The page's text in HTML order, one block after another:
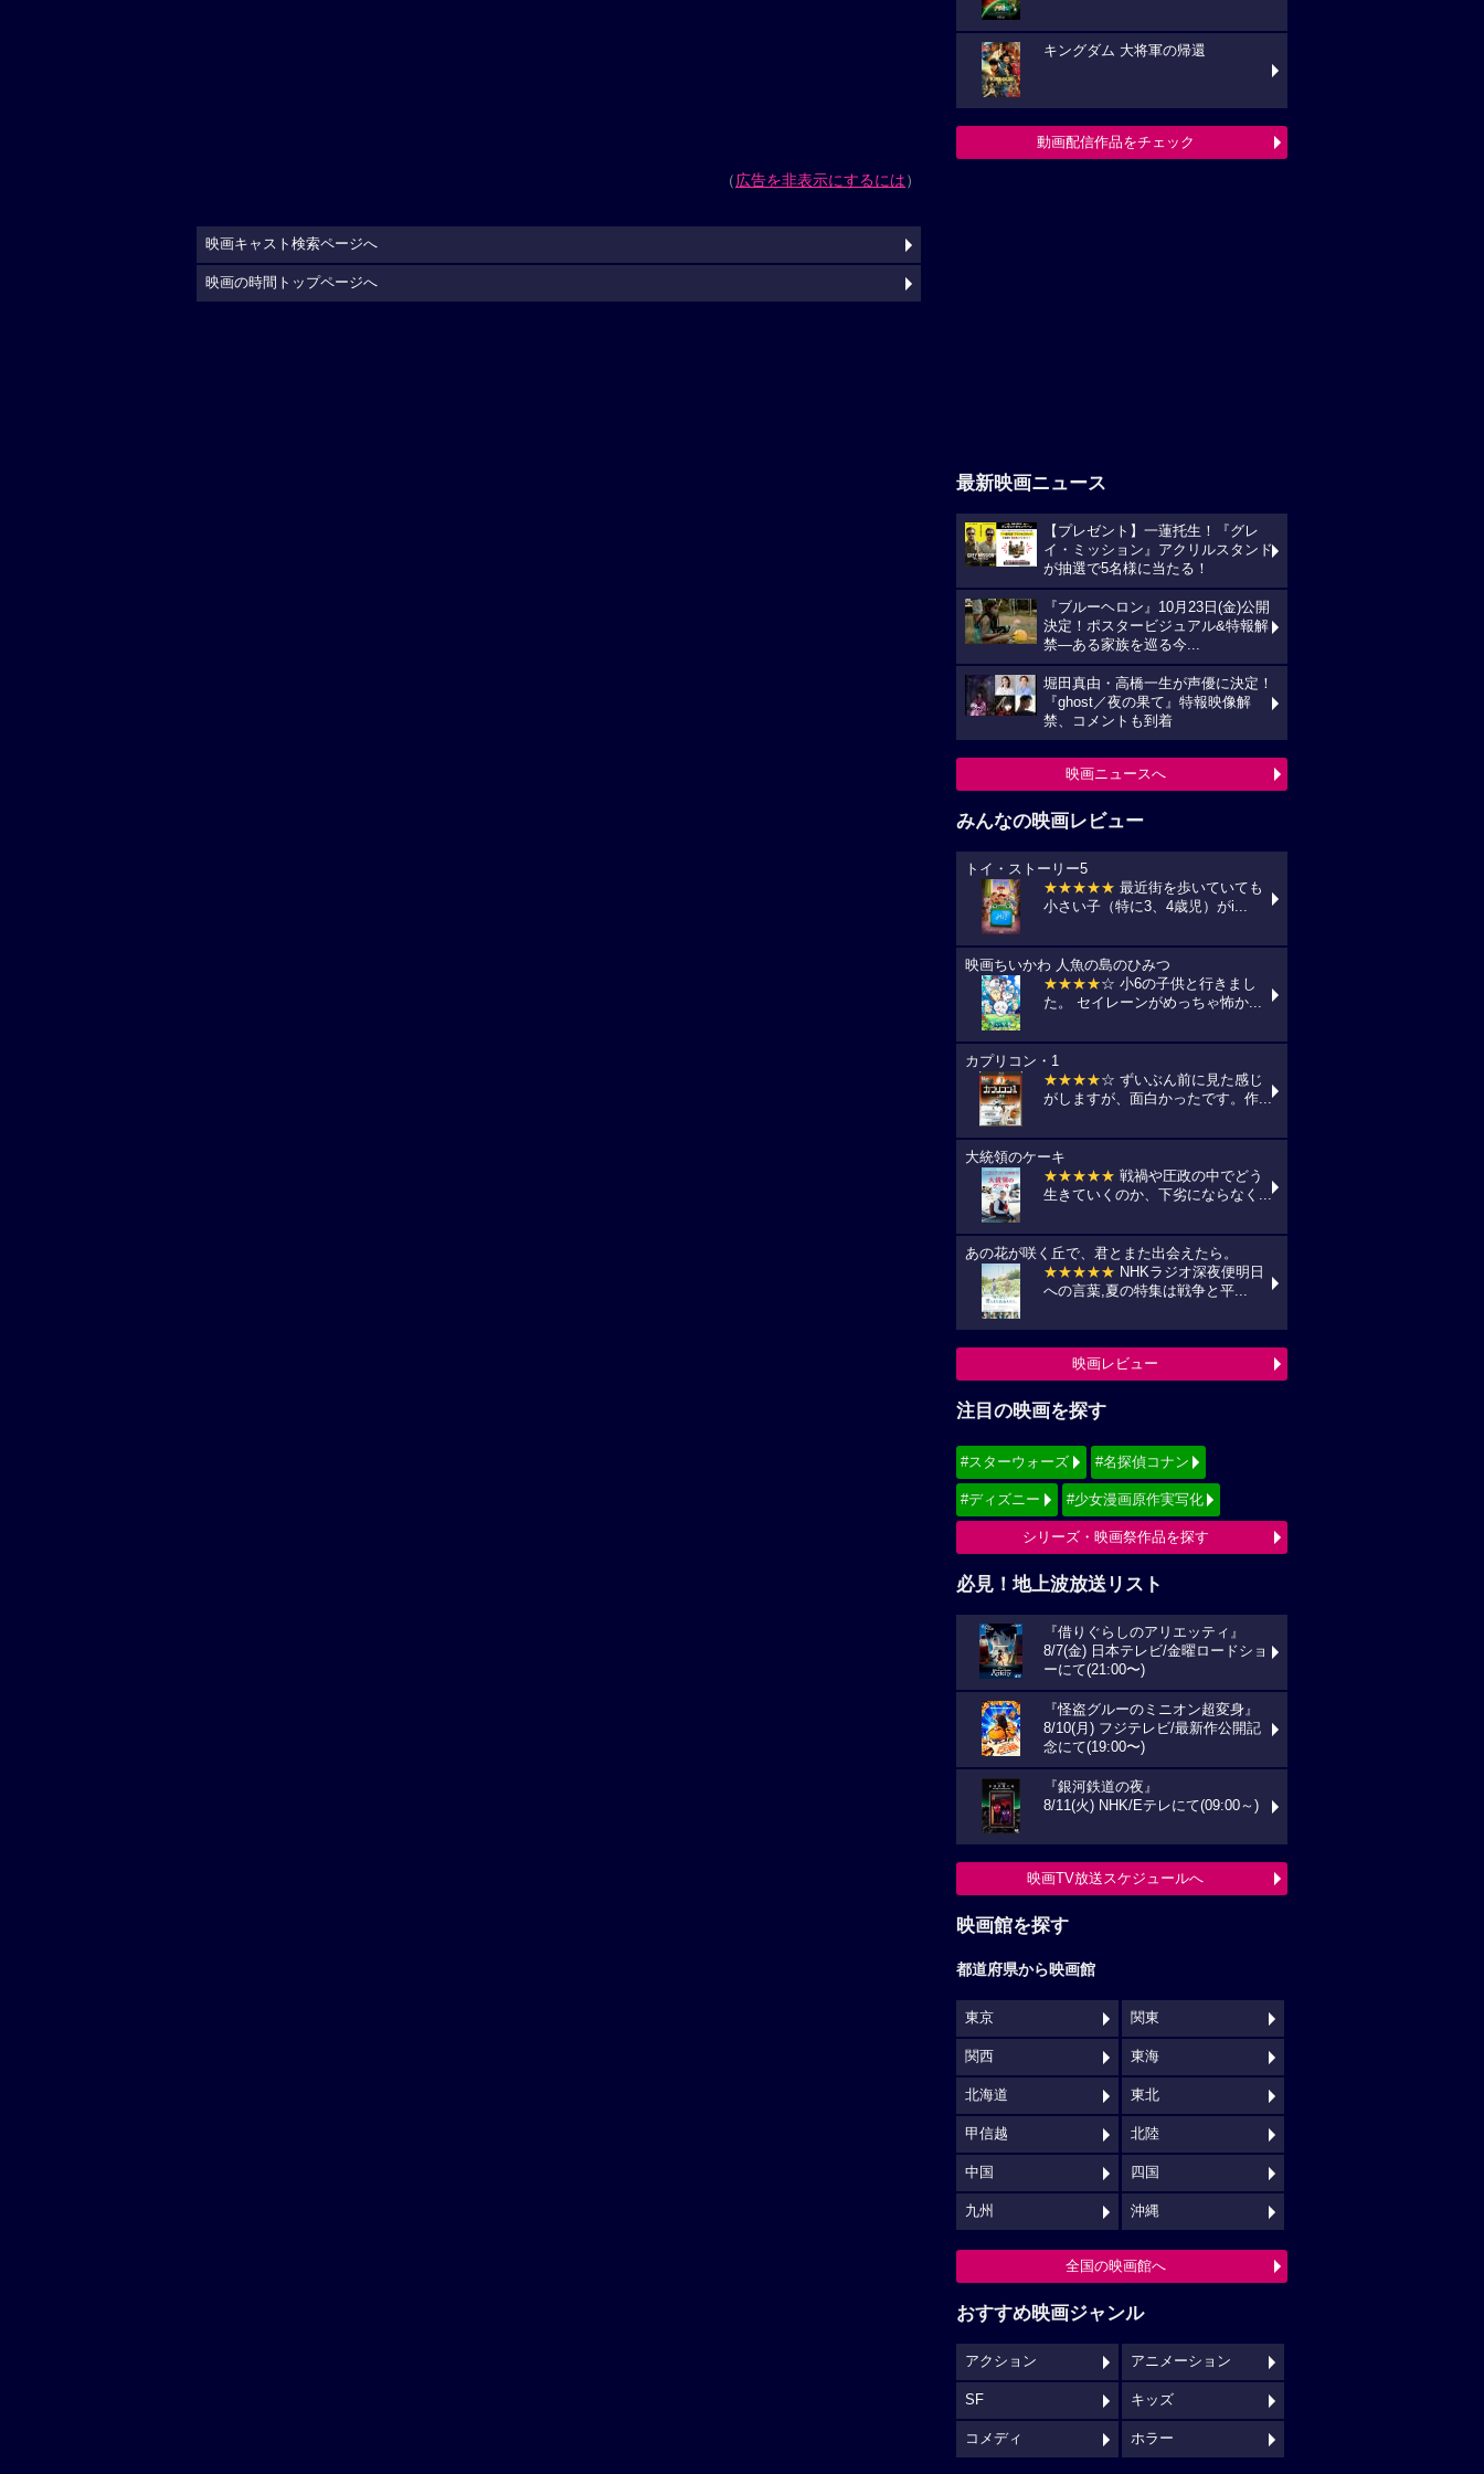
（広告を非表示にするには）
キングダム 大将軍の帰還
動画配信作品をチェック
最新映画ニュース
【プレゼント】一蓮托生！『グレ
イ・ミッション』アクリルスタンド
が抽選で5名様に当たる！
『ブルーヘロン』10月23日(金)公開
決定！ポスタービジュアル&特報解
禁―ある家族を巡る今...
堀田真由・高橋一生が声優に決定！
『ghost／夜の果て』特報映像解
禁、コメントも到着
映画ニュースへ
みんなの映画レビュー
トイ・ストーリー5
★★★★★ 最近街を歩いていても
小さい子（特に3、4歳児）がi...
映画ちいかわ 人魚の島のひみつ
★★★★☆ 小6の子供と行きまし
た。 セイレーンがめっちゃ怖か...
カプリコン・1
★★★★☆ ずいぶん前に見た感じ
がしますが、面白かったです。作...
大統領のケーキ
★★★★★ 戦禍や圧政の中でどう
生きていくのか、下劣にならなく...
あの花が咲く丘で、君とまた出会えたら。
★★★★★ NHKラジオ深夜便明日
への言葉,夏の特集は戦争と平...
映画レビュー
注目の映画を探す
#スターウォーズ #名探偵コナン
#ディズニー #少女漫画原作実写化
シリーズ・映画祭作品を探す
必見！地上波放送リスト
『借りぐらしのアリエッティ』
8/7(金) 日本テレビ/金曜ロードショ
ーにて(21:00〜)
『怪盗グルーのミニオン超変身』
8/10(月) フジテレビ/最新作公開記
念にて(19:00〜)
『銀河鉄道の夜』
8/11(火) NHK/Eテレにて(09:00～)
映画TV放送スケジュールへ
映画館を探す
都道府県から映画館
東京 関東
関西 東海
北海道 東北
甲信越 北陸
中国 四国
九州 沖縄
全国の映画館へ
おすすめ映画ジャンル
アクション アニメーション
SF キッズ
コメディ ホラー
映画キャスト検索ページへ
映画の時間トップページへ